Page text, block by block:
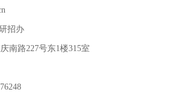
招办
南路227号东1楼315室